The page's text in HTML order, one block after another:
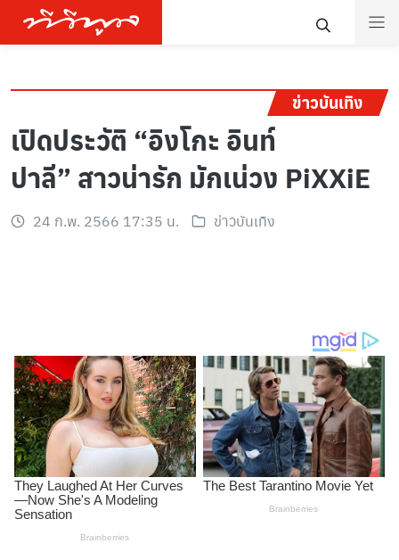
ข่าวบันเทิง
เปิดประวัติ “อิงโกะ อินท์
ปาลี” สาวน่ารัก มักเน่วง PiXXiE
24 ก.พ. 2566 17:35 น. ข่าวบันเทิง